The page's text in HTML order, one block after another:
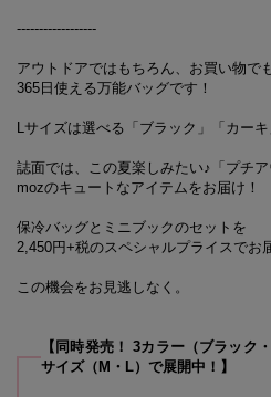
------------------
アウトドアではもちろん、お買い物で
365日使える万能バッグです！
Lサイズは選べる「ブラック」「カーキ
誌面では、この夏楽しみたい♪「プチア
mozのキュートなアイテムをお届け！
保冷バッグとミニブックのセットを
2,450円+税のスペシャルプライスでお
この機会をお見逃しなく。
【同時発売！ 3カラー（ブラック
サイズ（M・L）で展開中！】